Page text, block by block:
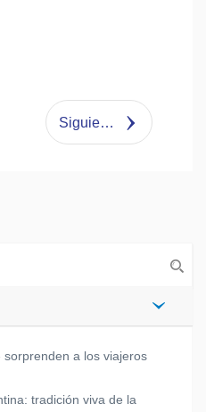
Siguiente
a los viajeros
tradición viva de la